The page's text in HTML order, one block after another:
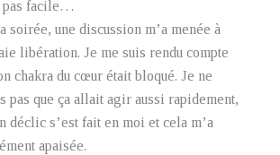
pas facile…
soirée, une discussion m’a menée à
libération. Je me suis rendu compte
chakra du cœur était bloqué. Je ne
pas que ça allait agir aussi rapidement,
déclic s’est fait en moi et cela m’a
apaisée.